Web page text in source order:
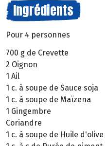
Ingrédients
Pour 4 personnes
700 g de Crevette
2 Oignon
1 Ail
1 c. à soupe de Sauce soja
1 c. à soupe de Maïzena
1 Gingembre
Coriandre
1 c. à soupe de Huile d'olive